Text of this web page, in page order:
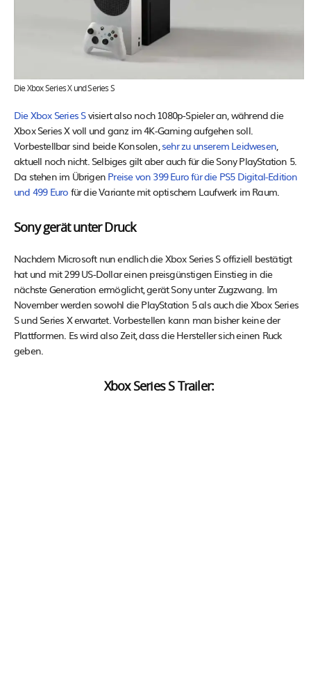
Die Xbox Series X und Series S
Die Xbox Series Svisiert also noch 1080p-Spieler an, während die
Xbox Series X voll und ganz im 4K-Gaming aufgehen soll.
Vorbestellbar sind beide Konsolen,sehr zu unserem Leidwesen,
aktuell noch nicht. Selbiges gilt aber auch für die Sony PlayStation 5.
Da stehen im Übrigen Preise von 399 Euro für die PS5 Digital-Edition
und 499 Euro für die Variante mit optischem Laufwerk im Raum.
Sony gerät unter Druck
Nachdem Microsoft nun endlich die Xbox Series S offiziell bestätigt
hat und mit 299 US-Dollar einen preisgünstigen Einstieg in die
nächste Generation ermöglicht, gerät Sony unter Zugzwang. Im
November werden sowohl die PlayStation 5 als auch die Xbox Series
S und Series X erwartet. Vorbestellen kann man bisher keine der
Plattformen. Es wird also Zeit, dass die Hersteller sich einen Ruck
geben.
Xbox Series S Trailer: